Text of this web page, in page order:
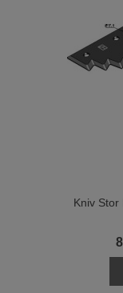
Kniv